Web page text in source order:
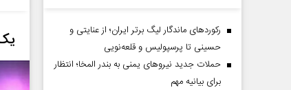
رکورد‌های ماندگار لیگ برتر ایران؛ از عنایتی و
حسینی تا پرسپولیس و قلعه‌نویی
حملات جدید نیروهای یمنی به بندر المخا؛ انتظار
برای بیانیه مهم